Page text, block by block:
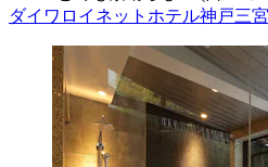
ダイワロイネットホテル神戸三